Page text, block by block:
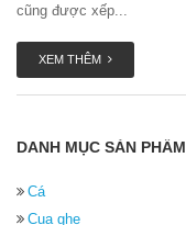
cũng được xếp...
XEM THÊM
DANH MỤC SẢN PHẨM
Cá
Cua ghẹ